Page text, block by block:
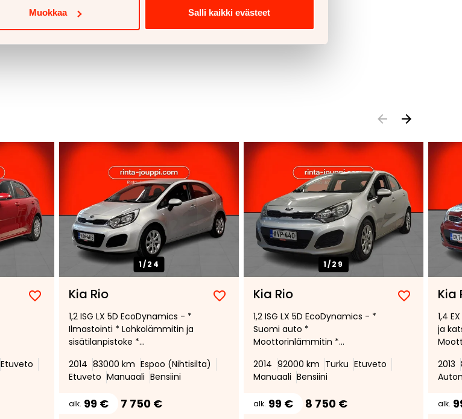
Muokkaa Salli kaikki evästeet
Lisää
suosikiksi
Poista
suosikeista
Etuveto
1/24
Kia Rio
Lisää
suosikiksi
Poista
suosikeista
1,2 ISG LX 5D EcoDynamics - *
Ilmastointi * Lohkolämmitin ja
sisätilanpistoke *
*
2014 83000 km Espoo (Nihtisilta)
Etuveto Manuaali Bensiini
alk. 99 € 7 750 €
1/29
Kia Rio
Lisää
suosikiksi
Poista
1,2 ISG LX 5D EcoDynamics - *
Suomi auto *
Moottorinlämmitin *
Isofix *
2014 92000 km Turku Etuveto
Manuaali Bensiini
alk. 99 € 8 750 €
Kia
1,4
ja
2013
alk.